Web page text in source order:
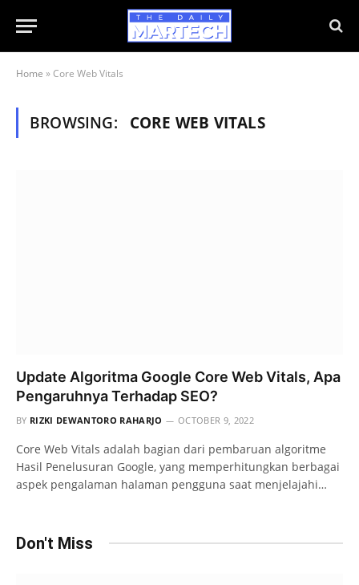
Home »Core Web Vitals
BROWSING: CORE WEB VITALS
Update Algoritma Google Core Web Vitals, Apa
Pengaruhnya Terhadap SEO?
BY RIZKI DEWANTORO RAHARJO OCTOBER 9, 2022
Core Web Vitals adalah bagian dari pembaruan algoritme
Hasil Penelusuran Google, yang memperhitungkan berbagai
aspek pengalaman halaman pengguna saat menjelajahi…
Don't Miss